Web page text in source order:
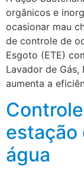
orgânicos e
ocasionar mau
de controle de
Esgoto (ETE)
Lavador de Gás,
aumenta a
estação
água